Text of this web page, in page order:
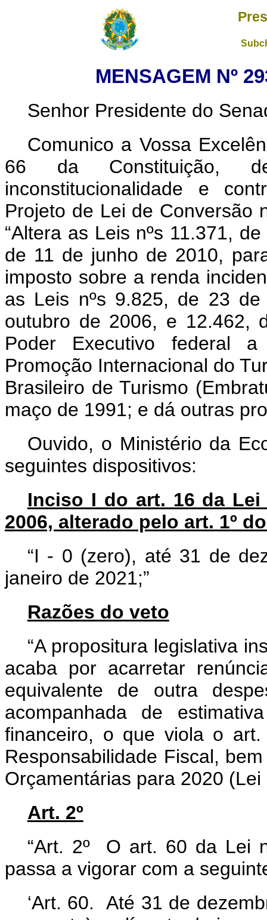
MENSAGEM Nº
Senhor Presidente do
Comunico a Vossa
66 da Constituição,
inconstitucionalidade e
Projeto de Lei de Conversão
“Altera as Leis nºs 11.371,
de 11 de junho de 2010,
imposto sobre a renda
as Leis nºs 9.825, de 23
outubro de 2006, e 12.462,
Poder Executivo federal
Promoção Internacional do
Brasileiro de Turismo
maço de 1991; e dá outras
Ouvido, o Ministério da
seguintes dispositivos:
Inciso I do art. 16 da Lei
2006, alterado pelo art. 1º
“I - 0 (zero), até 31 de
janeiro de 2021;”
Razões do veto
“A propositura legislativa
acaba por acarretar
equivalente de outra
acompanhada de
financeiro, o que viola o
Responsabilidade Fiscal,
Orçamentárias para 2020
Art. 2º
“Art. 2º O art. 60 da Lei
passa a vigorar com a
‘Art. 60. Até 31 de